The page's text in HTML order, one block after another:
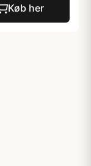
Køb her